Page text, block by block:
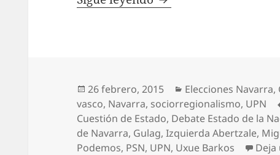
Publicado
el
26 febrero, 2015 Categorías
Elecciones Navarra,
vasco, Navarra, sociorregionalismo, UPN
Cuestión de Estado, Debate Estado de la
de Navarra, Gulag,Izquierda Abertzale,
Podemos, PSN, UPN, Uxue Barkos